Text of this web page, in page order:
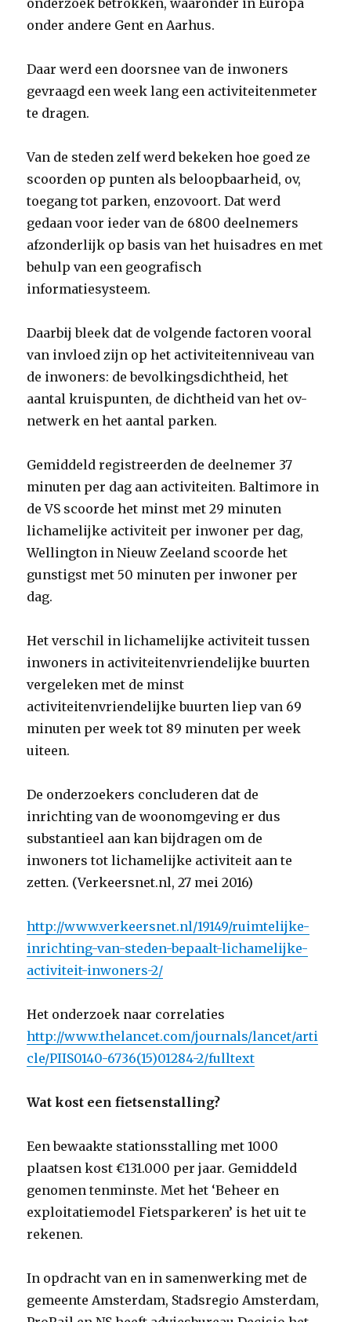
onderzoek betrokken, waaronder in Europa
onder andere Gent en Aarhus.
Daar werd een doorsnee van de inwoners
gevraagd een week lang een activiteitenmeter
te dragen.
Van de steden zelf werd bekeken hoe goed ze
scoorden op punten als beloopbaarheid, ov,
toegang tot parken, enzovoort. Dat werd
gedaan voor ieder van de 6800 deelnemers
afzonderlijk op basis van het huisadres en met
behulp van een geografisch
informatiesysteem.
Daarbij bleek dat de volgende factoren vooral
van invloed zijn op het activiteitenniveau van
de inwoners: de bevolkingsdichtheid, het
aantal kruispunten, de dichtheid van het ov-
netwerk en het aantal parken.
Gemiddeld registreerden de deelnemer 37
minuten per dag aan activiteiten. Baltimore in
de VS scoorde het minst met 29 minuten
lichamelijke activiteit per inwoner per dag,
Wellington in Nieuw Zeeland scoorde het
gunstigst met 50 minuten per inwoner per
dag.
Het verschil in lichamelijke activiteit tussen
inwoners in activiteitenvriendelijke buurten
vergeleken met de minst
activiteitenvriendelijke buurten liep van 69
minuten per week tot 89 minuten per week
uiteen.
De onderzoekers concluderen dat de
inrichting van de woonomgeving er dus
substantieel aan kan bijdragen om de
inwoners tot lichamelijke activiteit aan te
zetten. (Verkeersnet.nl, 27 mei 2016)
http://www.verkeersnet.nl/19149/ruimtelijke-
inrichting-van-steden-bepaalt-lichamelijke-
activiteit-inwoners-2/
Het onderzoek naar correlaties
http://www.thelancet.com/journals/lancet/arti
cle/PIIS0140-6736(15)01284-2/fulltext
Wat kost een fietsenstalling?
Een bewaakte stationsstalling met 1000
plaatsen kost €131.000 per jaar. Gemiddeld
genomen tenminste. Met het ‘Beheer en
exploitatiemodel Fietsparkeren’ is het uit te
rekenen.
In opdracht van en in samenwerking met de
gemeente Amsterdam, Stadsregio Amsterdam,